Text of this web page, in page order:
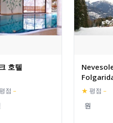
호텔
점 – ★ 평점 –